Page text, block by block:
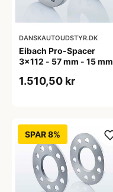
DANSKAUTOUDSTYR.DK
Eibach Pro-Spacer
3x112 - 57 mm - 15 mm
1.510,50 kr
SPAR 8%